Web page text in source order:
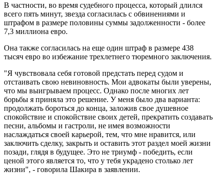
В частности, во время судебного процесса, который длился
всего пять минут, звезда согласилась с обвинениями и
штрафом в размере половины суммы задолженности - более
7,3 миллиона евро.
Она также согласилась на еще один штраф в размере 438
тысяч евро во избежание трехлетнего тюремного заключения.
"Я чувствовала себя готовой предстать перед судом и
отстаивать свою невиновность. Мои адвокаты были уверены,
что мы выигрываем процесс. Однако после многих лет
борьбы я приняла это решение. У меня было два варианта:
продолжать бороться до конца, заложив свое душевное
спокойствие и спокойствие своих детей, прекратить создавать
песни, альбомы и гастроли, не имея возможности
наслаждаться своей карьерой, тем, что мне нравится, или
заключить сделку, закрыть и оставить этот раздел моей жизни
позади, глядя в будущее. Это не триумф - победить, если
ценой этого является то, что у тебя украдено столько лет
жизни", - говорила Шакира в заявлении.